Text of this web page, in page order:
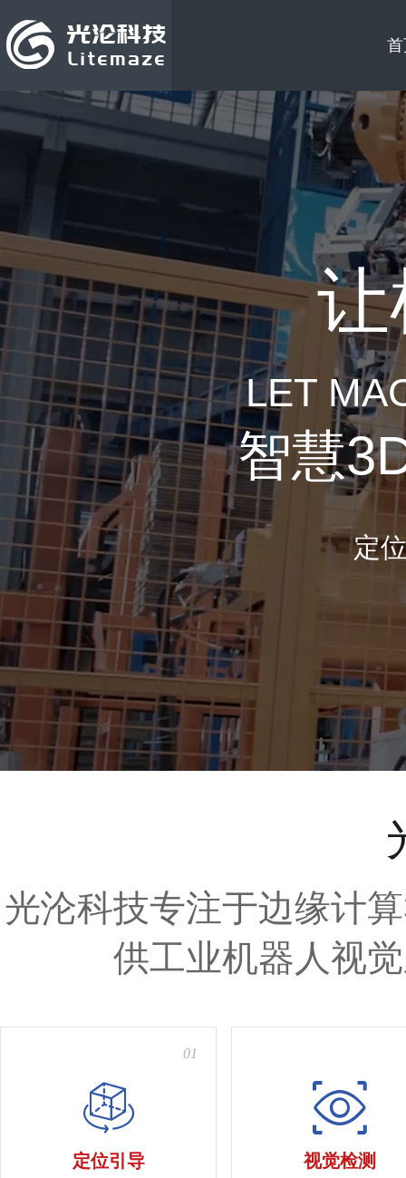
LET
智慧
定
光沦科技专注于边缘计
供工业机器人视
01
定位引导 视觉检测